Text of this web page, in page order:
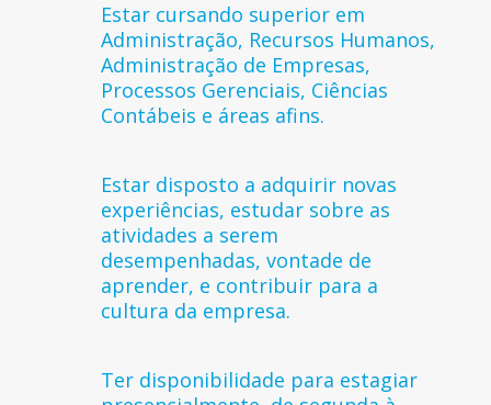
Estar cursando superior em
Administração, Recursos Humanos,
Administração de Empresas,
Processos Gerenciais, Ciências
Contábeis e áreas afins.
Estar disposto a adquirir novas
experiências, estudar sobre as
atividades a serem
desempenhadas, vontade de
aprender, e contribuir para a
cultura da empresa.
Ter disponibilidade para estagiar